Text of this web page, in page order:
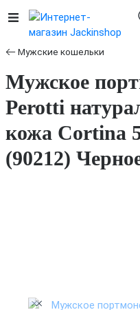
Мужские кошельки
Мужское
Perotti
кожа Cortina
(90212)